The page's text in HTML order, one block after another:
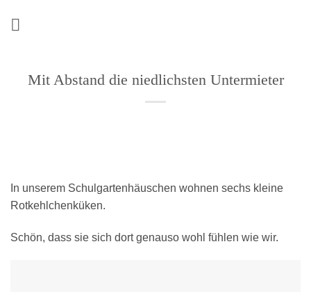
Mit Abstand die niedlichsten Untermieter
In unserem Schulgartenhäuschen wohnen sechs kleine
Rotkehlchenküken.
Schön, dass sie sich dort genauso wohl fühlen wie wir.